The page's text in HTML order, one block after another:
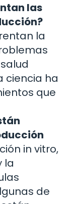
las
la
ciencia ha
que
in vitro,
la
de